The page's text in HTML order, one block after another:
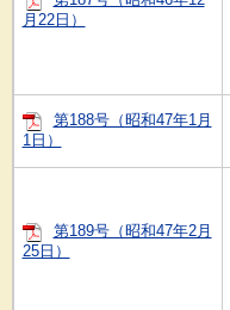
月22日）
第188号（昭和47年1月
1日）
第189号（昭和47年2月
25日）